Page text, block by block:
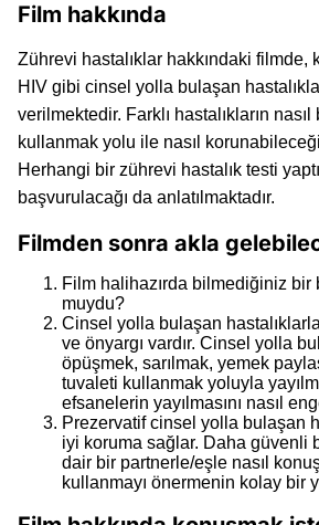
Film hakkında
Zührevi hastalıklar hakkındaki filmde,
HIV gibi cinsel yolla bulaşan
verilmektedir. Farklı hastalıkların nasıl
kullanmak yolu ile nasıl korunabileceği
Herhangi bir zührevi hastalık testi
başvurulacağı da anlatılmaktadır.
Filmden sonra akla
Film halihazırda bilmediğiniz bir
muydu?
Cinsel yolla bulaşan
ve önyargı vardır. Cinsel yolla
öpüşmek, sarılmak, yemek
tuvaleti kullanmak yoluyla
efsanelerin yayılmasını nasıl
Prezervatif cinsel yolla bulaşan
iyi koruma sağlar. Daha güvenli
dair bir partnerle/eşle nasıl
kullanmayı önermenin kolay bir